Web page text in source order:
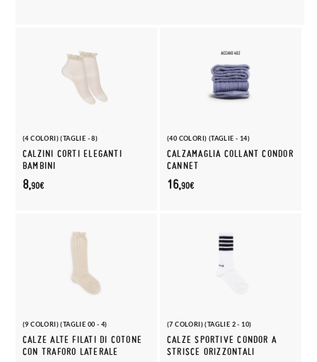
(4 COLORI) (TAGLIE - 8)
CALZINI CORTI ELEGANTI
BAMBINI
8,90€
(40 COLORI) (TAGLIE - 14)
CALZAMAGLIA COLLANT CONDOR
CANNET
16,90€
(9 COLORI) (TAGLIE 00 - 4)
CALZE ALTE FILATI DI COTONE
CON TRAFORO LATERALE
(7 COLORI) (TAGLIE 2 - 10)
CALZE SPORTIVE CONDOR A
STRISCE ORIZZONTALI